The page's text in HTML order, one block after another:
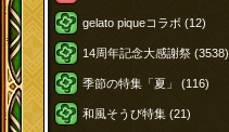
gelato piqueコラボ (12)
14周年記念大感謝祭 (3538)
季節の特集「夏」 (116)
和風そうび特集 (21)